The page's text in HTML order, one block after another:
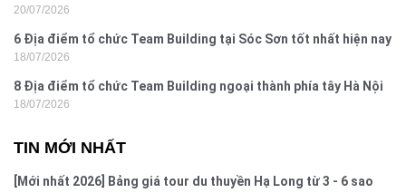
nghi
20/07/2026
6 Địa điểm tổ chức Team Building tại Sóc Sơn tốt nhất hiện nay
18/07/2026
8 Địa điểm tổ chức Team Building ngoại thành phía tây Hà Nội
18/07/2026
TIN MỚI NHẤT
[Mới nhất 2026] Bảng giá tour du thuyền Hạ Long từ 3 - 6 sao